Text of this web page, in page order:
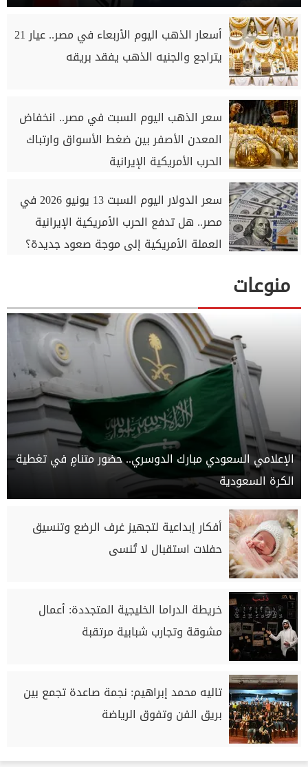
أسعار الذهب اليوم الأربعاء في مصر.. عيار 21
يتراجع والجنيه الذهب يفقد بريقه
سعر الذهب اليوم السبت في مصر.. انخفاض
المعدن الأصفر بين ضغط الأسواق وارتباك
الحرب الأمريكية الإيرانية
سعر الدولار اليوم السبت 13 يونيو 2026 في
مصر.. هل تدفع الحرب الأمريكية الإيرانية
العملة الأمريكية إلى موجة صعود جديدة؟
منوعات
الإعلامي السعودي مبارك الدوسري.. حضور متنامٍ في تغطية
الكرة السعودية
أفكار إبداعية لتجهيز غرف الرضع وتنسيق
حفلات استقبال لا تُنسى
خريطة الدراما الخليجية المتجددة: أعمال
مشوقة وتجارب شبابية مرتقبة
تاليه محمد إبراهيم: نجمة صاعدة تجمع بين
بريق الفن وتفوق الرياضة